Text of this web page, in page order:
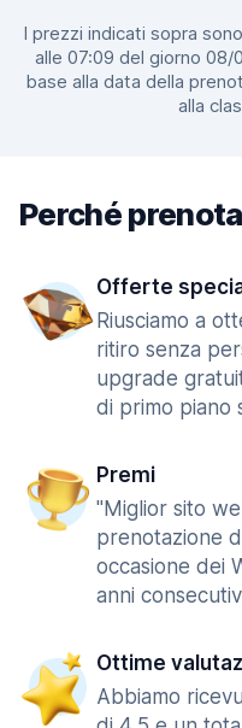
I prezzi indicati sopra
alle 07:09 del giorno 08/
base alla data della
alla
Perché
Offerte
Riusciamo a
ritiro senza
upgrade
di primo piano
Premi
"Miglior sito
prenotazione
occasione dei
anni
Ottime
Abbiamo